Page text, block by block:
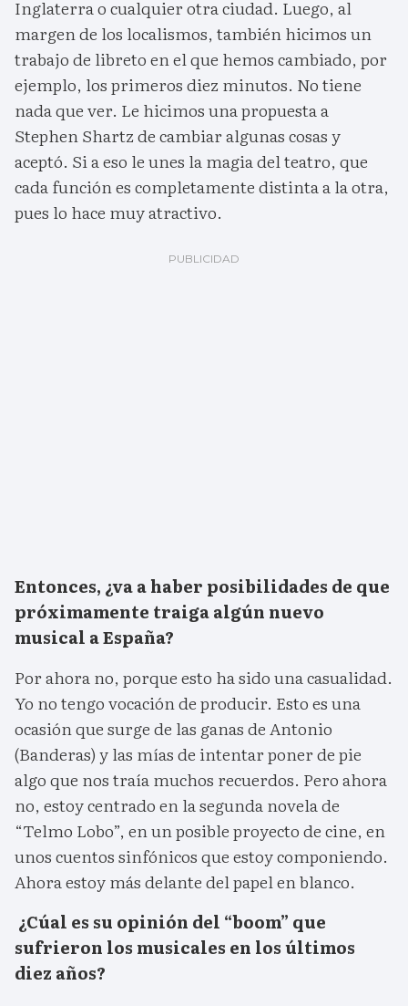
Inglaterra o cualquier otra ciudad. Luego, al
margen de los localismos, también hicimos un
trabajo de libreto en el que hemos cambiado, por
ejemplo, los primeros diez minutos. No tiene
nada que ver. Le hicimos una propuesta a
Stephen Shartz de cambiar algunas cosas y
aceptó. Si a eso le unes la magia del teatro, que
cada función es completamente distinta a la otra,
pues lo hace muy atractivo.
Entonces, ¿va a haber posibilidades de que
próximamente traiga algún nuevo
musical a España?
Por ahora no, porque esto ha sido una casualidad.
Yo no tengo vocación de producir. Esto es una
ocasión que surge de las ganas de Antonio
(Banderas) y las mías de intentar poner de pie
algo que nos traía muchos recuerdos. Pero ahora
no, estoy centrado en la segunda novela de
“Telmo Lobo”, en un posible proyecto de cine, en
unos cuentos sinfónicos que estoy componiendo.
Ahora estoy más delante del papel en blanco.
¿Cúal es su opinión del “boom” que
sufrieron los musicales en los últimos
diez años?